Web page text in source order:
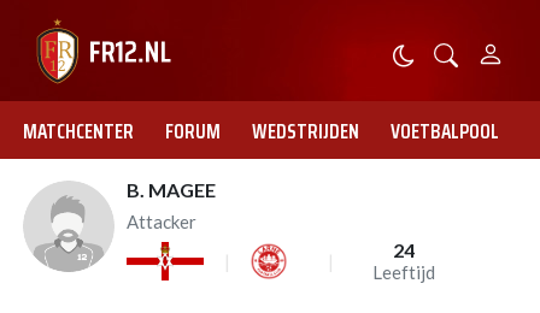
MATCHCENTER FORUM WEDSTRIJDEN VOETBALPOOL
B. MAGEE
Attacker
24
Leeftijd